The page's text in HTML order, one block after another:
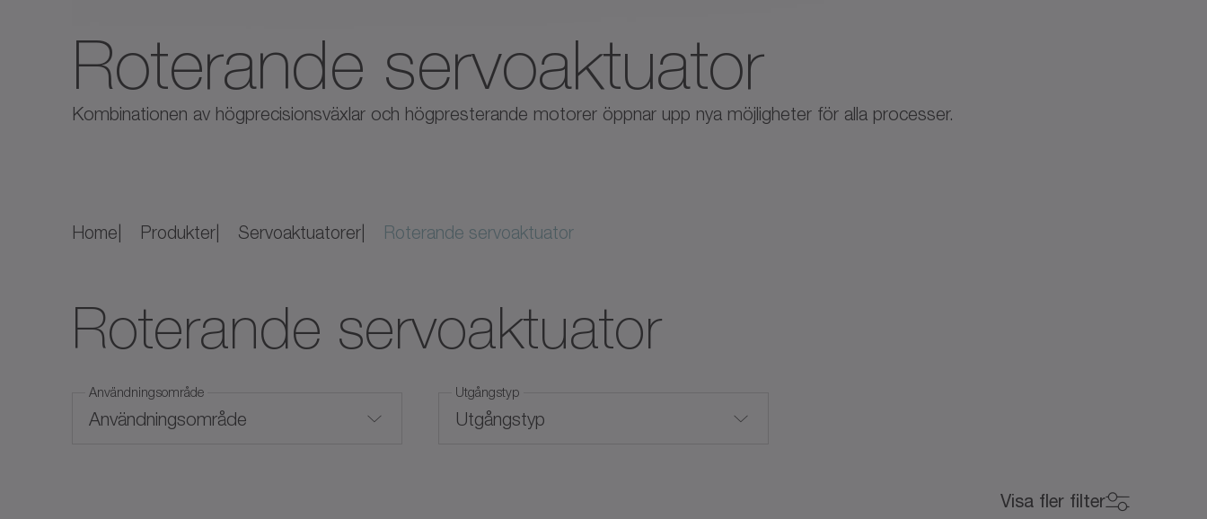
Roterande servoaktuator
Kombinationen av högprecisionsväxlar och högpresterande motorer öppnar upp nya möjligheter för alla processer.
Home Produkter Servoaktuatorer Roterande servoaktuator
Roterande servoaktuator
Användningsområde
Användningsområde
Utgångstyp
Utgångstyp
Visa fler filter